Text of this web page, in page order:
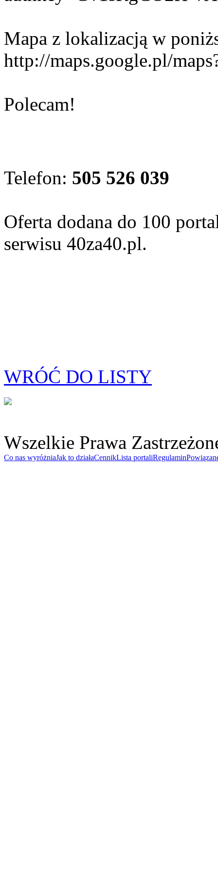
Mapa z lokalizacją w
http://maps.google.pl/
Polecam!
Telefon: 505 526 039
Oferta dodana do 100
serwisu 40za40.pl.
WRÓĆ DO LISTY
Wszelkie Prawa
Co nas wyróżniaJak to działaCennikLista portaliRegulamin